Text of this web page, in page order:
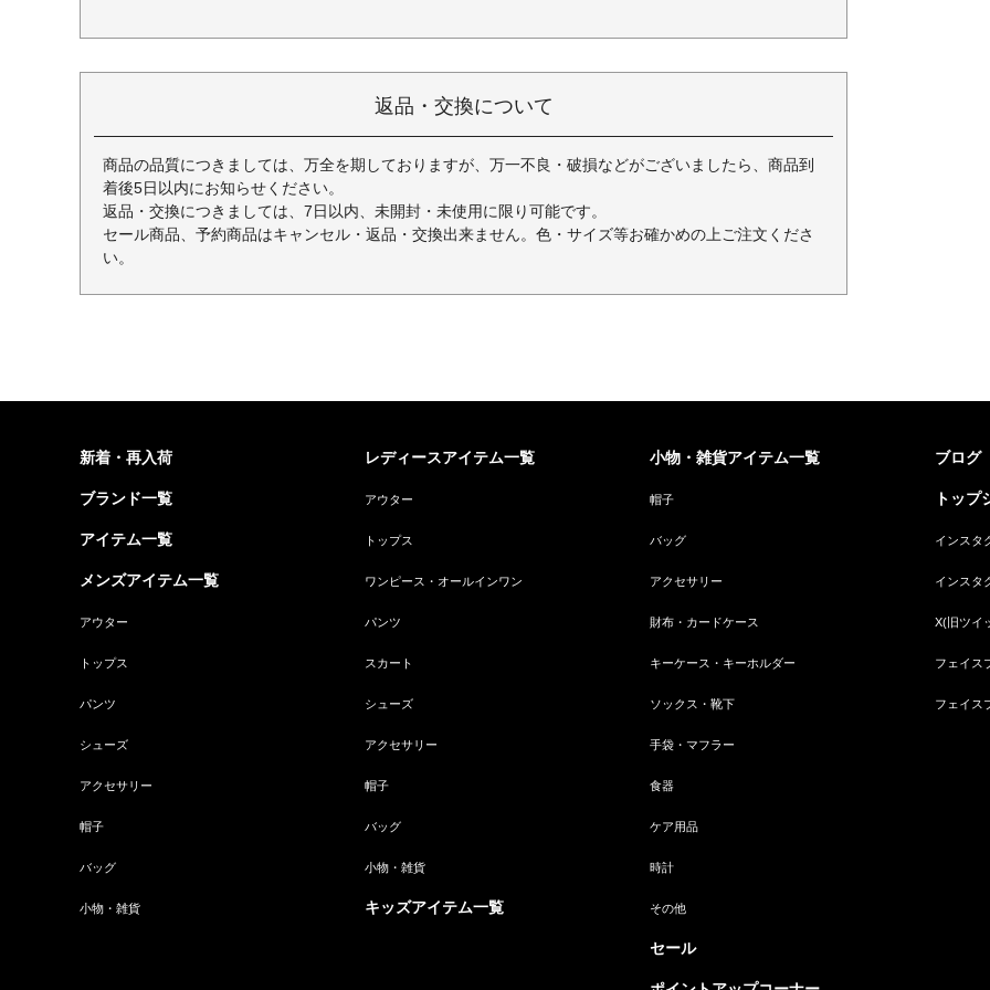
返品・交換について
商品の品質につきましては、万全を期しておりますが、万一不良・破損などがございましたら、商品到
着後5日以内にお知らせください。
返品・交換につきましては、7日以内、未開封・未使用に限り可能です。
セール商品、予約商品はキャンセル・返品・交換出来ません。色・サイズ等お確かめの上ご注文くださ
い。
新着・再入荷
ブランド一覧
アイテム一覧
メンズアイテム一覧
アウター
トップス
パンツ
シューズ
アクセサリー
帽子
バッグ
小物・雑貨
レディースアイテム一覧
アウター
トップス
ワンピース・オールインワン
パンツ
スカート
シューズ
アクセサリー
帽子
バッグ
小物・雑貨
キッズアイテム一覧
小物・雑貨アイテム一覧
帽子
バッグ
アクセサリー
財布・カードケース
キーケース・キーホルダー
ソックス・靴下
手袋・マフラー
食器
ケア用品
時計
その他
セール
ブログ
トップ
インスタ
インスタ
X(旧ツイ
フェイス
フェイス